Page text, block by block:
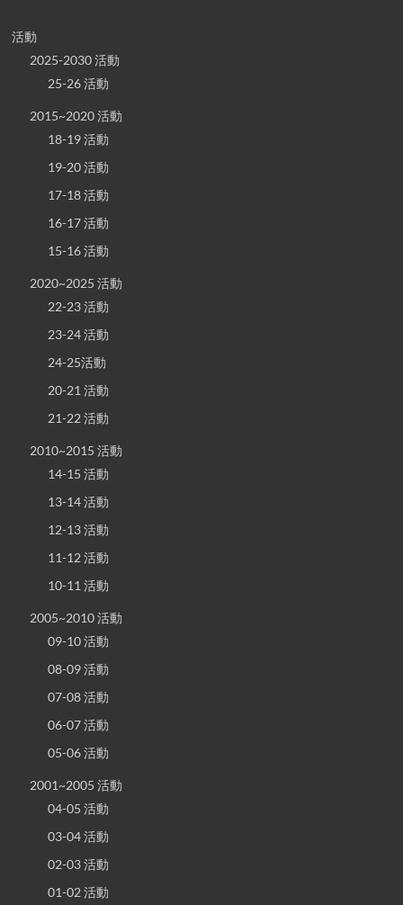
活動
2025-2030 活動
25-26 活動
2015~2020 活動
18-19 活動
19-20 活動
17-18 活動
16-17 活動
15-16 活動
2020~2025 活動
22-23 活動
23-24 活動
24-25活動
20-21 活動
21-22 活動
2010~2015 活動
14-15 活動
13-14 活動
12-13 活動
11-12 活動
10-11 活動
2005~2010 活動
09-10 活動
08-09 活動
07-08 活動
06-07 活動
05-06 活動
2001~2005 活動
04-05 活動
03-04 活動
02-03 活動
01-02 活動